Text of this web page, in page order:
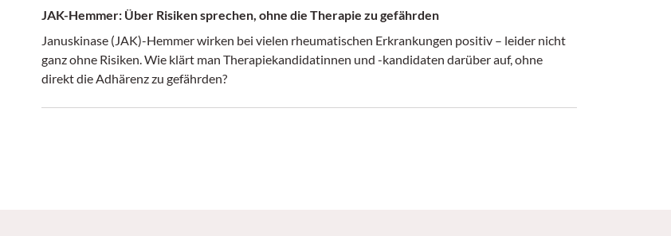
JAK-Hemmer: Über Risiken sprechen, ohne die Therapie zu gefährden
Januskinase (JAK)-Hemmer wirken bei vielen rheumatischen Erkrankungen positiv – leider nicht
ganz ohne Risiken. Wie klärt man Therapiekandidatinnen und -kandidaten darüber auf, ohne
direkt die Adhärenz zu gefährden?